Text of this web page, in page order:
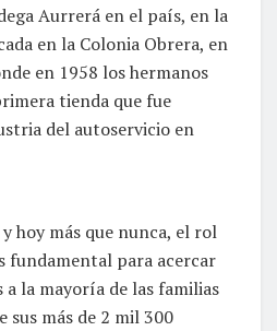
Aurrerá en el país, en la
en la Colonia Obrera, en
en 1958 los hermanos
tienda que fue
del autoservicio en
y hoy más que nunca, el rol
fundamental para acercar
a la mayoría de las familias
sus más de 2 mil 300